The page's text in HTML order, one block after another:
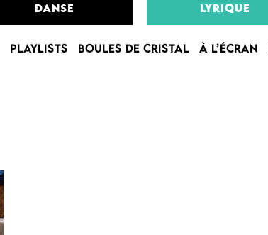
DANSE LYRIQUE
PLAYLISTS BOULES DE CRISTAL À L’ÉCRAN